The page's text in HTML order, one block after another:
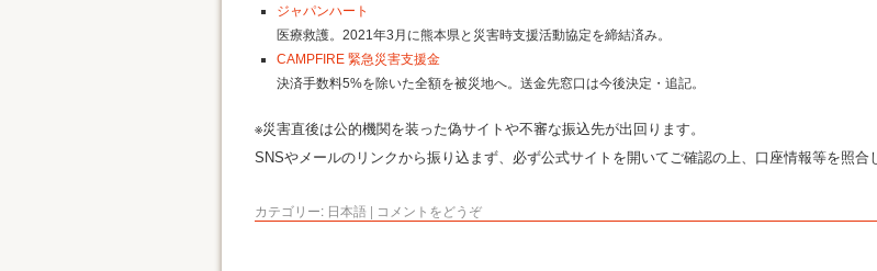
ジャパンハート
医療救護。2021年3月に熊本県と災害時支援活動協定を締結済み。
CAMPFIRE 緊急災害支援金
決済手数料5%を除いた全額を被災地へ。送金先窓口は今後決定・追記。
※災害直後は公的機関を装った偽サイトや不審な振込先が出回ります。
SNSやメールのリンクから振り込まず、必ず公式サイトを開いてご確認の上、口座情報等を照合
カテゴリー: 日本語 | コメントをどうぞ